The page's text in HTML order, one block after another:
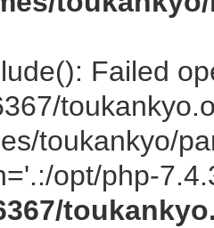
Failed
toukankyo/
opt/php-